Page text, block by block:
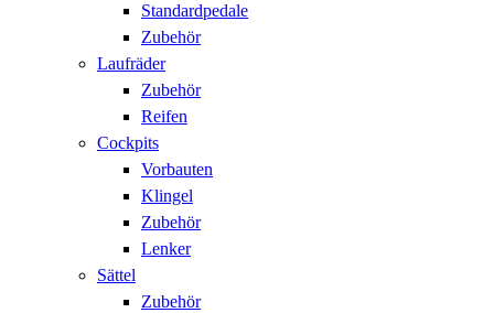
Standardpedale
Zubehör
Laufräder
Zubehör
Reifen
Cockpits
Vorbauten
Klingel
Zubehör
Lenker
Sättel
Zubehör